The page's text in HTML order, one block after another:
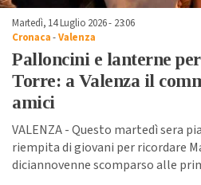
Martedì, 14 Luglio 2026 - 23:06
Cronaca-Valenza
Palloncini e lanterne
Torre: a Valenza il
amici
VALENZA - Questo martedì sera
riempita di giovani per ricordare
diciannovenne scomparso alle